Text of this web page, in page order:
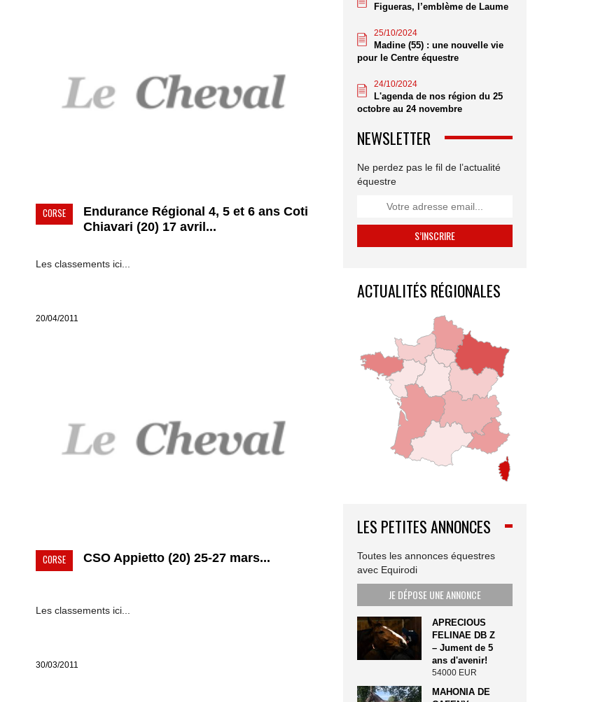
CORSE
Endurance Régional 4, 5 et 6 ans Coti
Chiavari (20) 17 avril...
Les classements ici...
20/04/2011
CORSE CSO Appietto (20) 25-27 mars...
Les classements ici...
30/03/2011
Figueras, l’emblème de Laume
25/10/2024
Madine (55) : une nouvelle vie
pour le Centre équestre
24/10/2024
L'agenda de nos région du 25
octobre au 24 novembre
NEWSLETTER
Ne perdez pas le fil de l’actualité
équestre
ACTUALITÉS RÉGIONALES
LES PETITES ANNONCES
Toutes les annonces équestres
avec Equirodi
JE DÉPOSE UNE ANNONCE
APRECIOUS
FELINAE DB Z
– Jument de 5
ans d'avenir!
54000 EUR
MAHONIA DE